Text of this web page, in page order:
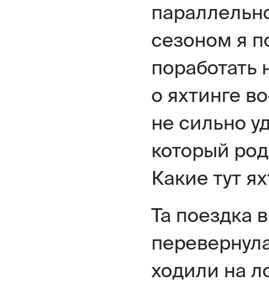
сезоном я
поработать
о яхтинге
не сильно
который
Какие тут
Та поездка
ходили на